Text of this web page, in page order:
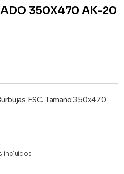
FSC. Tamaño:350x470
incluidos